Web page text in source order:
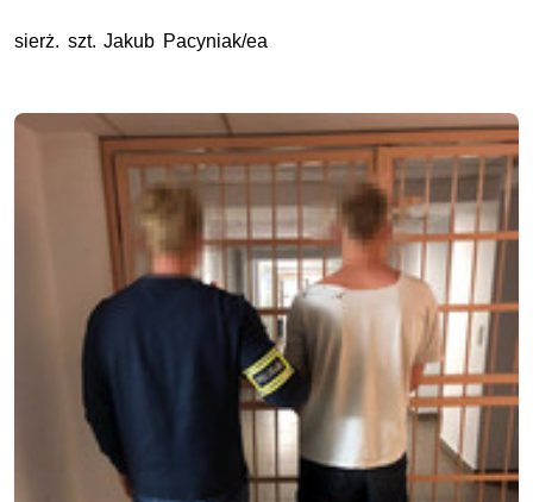
sierż. szt. Jakub Pacyniak/ea